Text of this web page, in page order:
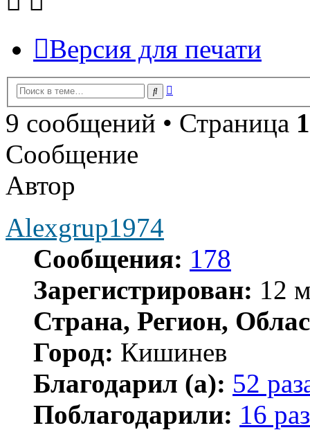
Версия для печати
Поиск
9 сообщений • Страница 1
Сообщение
Автор
Alexgrup1974
Сообщения: 178
Зарегистрирован: 12
Страна, Регион,
Город: Кишинев
Благодарил (а): 52
Поблагодарили: 16 раз